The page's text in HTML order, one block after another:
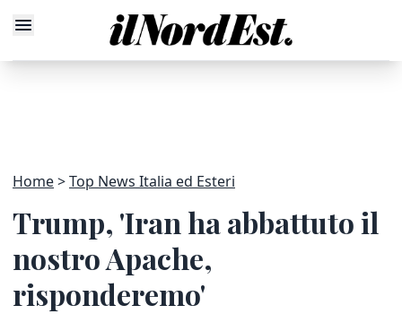
Home Top News Italia ed Esteri
Trump, 'Iran ha abbattuto il
nostro Apache,
risponderemo'